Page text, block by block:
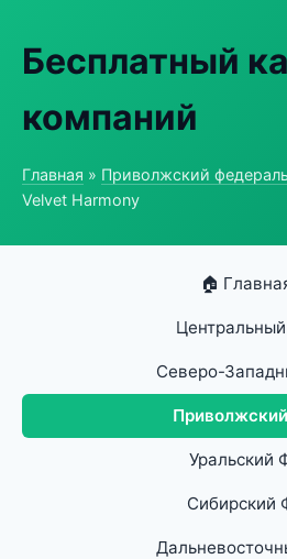
Бесплатный
компаний
Главная » Приволжский
Velvet Harmony
🏠
Северо-
Уральский
Сибирский